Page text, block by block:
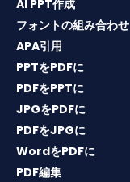
AI PPT作成
フォントの組み合わせ
APA引用
PPTをPDFに
PDFをPPTに
JPGをPDFに
PDFをJPGに
WordをPDFに
PDF編集